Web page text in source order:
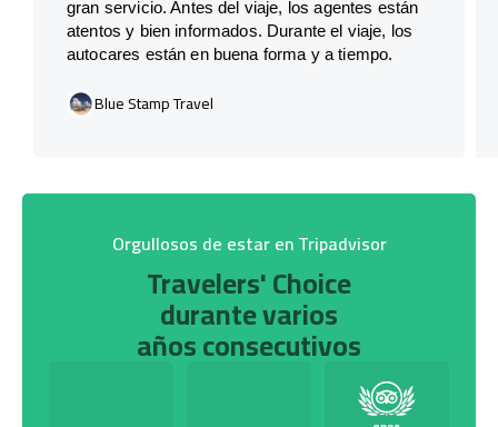
gran servicio. Antes del viaje, los agentes están
atentos y bien informados. Durante el viaje, los
autocares están en buena forma y a tiempo.
Blue Stamp Travel
Orgullosos de estar en Tripadvisor
Travelers' Choice
durante varios
años consecutivos